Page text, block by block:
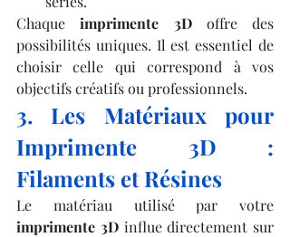
Chaque imprimente 3D offre des
possibilités uniques. Il est essentiel de
choisir celle qui correspond à vos
objectifs créatifs ou professionnels.
3. Les Matériaux pour
Imprimente 3D :
Filaments et Résines
imprimente 3D influe directement sur